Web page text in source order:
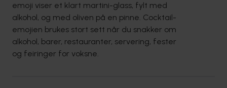
emoji viser et klart martini-glass, fylt med
alkohol, og med oliven på en pinne. Cocktail-
emojien brukes stort sett når du snakker om
alkohol, barer, restauranter, servering, fester
og feiringer for voksne.